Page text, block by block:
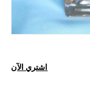
اشتري الآن